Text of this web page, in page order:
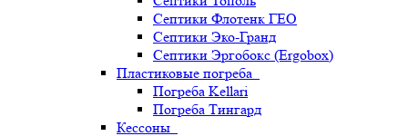
Септики Флотенк ГЕО
Септики Эко-Гранд
Септики Эргобокс (Ergobox)
Пластиковые погреба
Погреба Kellari
Погреба Тингард
Кессоны